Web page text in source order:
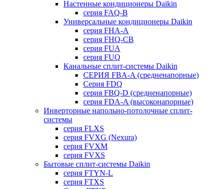
Настенные кондиционеры Daikin
серия FAQ-B
Универсальные кондиционеры Daikin
серия FHA-A
серия FHQ-CB
серия FUA
серия FUQ
Канальные сплит-системы Daikin
СЕРИЯ FBA-A (средненапорные)
Серия FDQ
серия FBQ-D (средненапорные)
серия FDA-A (высоконапорные)
Инверторные напольно-потолочные сплит-
системы
серия FLXS
серия FVXG (Nexura)
серия FVXM
серия FVXS
Бытовые сплит-системы Daikin
серия FTYN-L
серия FTXS